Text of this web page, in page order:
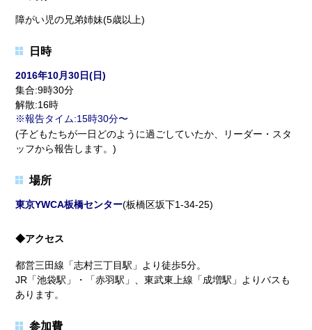
障がい児の兄弟姉妹(5歳以上)
日時
2016年10月30日(日)
集合:9時30分
解散:16時
報告タイム:15時30分〜
(子どもたちが一日どのように過ごしていたか、リーダー・スタ
ッフから報告します。)
場所
東京YWCA板橋センター(板橋区坂下1-34-25)
◆アクセス
都営三田線「志村三丁目駅」より徒歩5分。
JR「池袋駅」・「赤羽駅」、東武東上線「成増駅」よりバスも
あります。
参加費